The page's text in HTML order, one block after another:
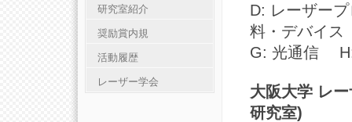
D: レーザー
料・デバイス
G: 光通信
大阪大学 レ
研究室)
研究室紹介
奨励賞内規
活動履歴
レーザー学会